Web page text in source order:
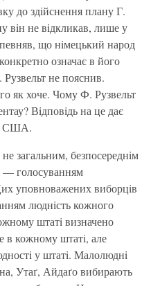
до здiйснення плану Г.
вiн не вiдкликав, лише у
що нiмецький народ
означає в його
не пояснив.
як хоче. Чому Ф. Рузвельт
Вiдповiдь на це дає
США.
загальним, безпосереднiм
— голосуванням
уповноважених виборцiв
люднiсть кожного
штатi визначено
в кожному штатi, але
у штатi. Малолюднi
Утаґ, Айдаґо вибирають